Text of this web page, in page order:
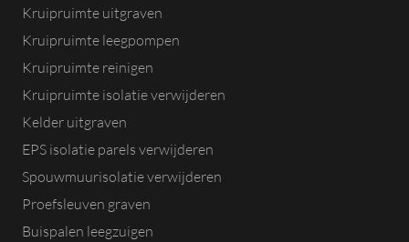
Kruipruimte uitgraven
Kruipruimte leegpompen
Kruipruimte reinigen
Kruipruimte isolatie verwijderen
Kelder uitgraven
EPS isolatie parels verwijderen
Spouwmuurisolatie verwijderen
Proefsleuven graven
Buispalen leegzuigen